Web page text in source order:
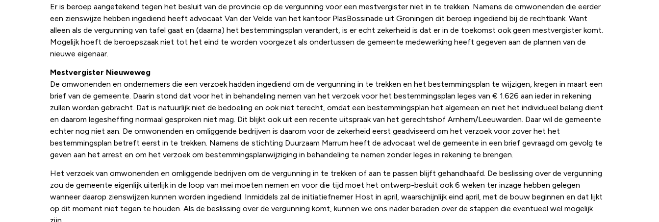
Er is beroep aangetekend tegen het besluit van de provincie op de vergunning voor een mestvergister niet in te trekken. Namens de omwonenden die eerder
een zienswijze hebben ingediend heeft advocaat Van der Velde van het kantoor PlasBossinade uit Groningen dit beroep ingediend bij de rechtbank. Want
alleen als de vergunning van tafel gaat en (daarna) het bestemmingsplan verandert, is er echt zekerheid is dat er in de toekomst ook geen mestvergister komt.
Mogelijk hoeft de beroepszaak niet tot het eind te worden voorgezet als ondertussen de gemeente medewerking heeft gegeven aan de plannen van de
nieuwe eigenaar.
Mestvergister Nieuweweg
De omwonenden en ondernemers die een verzoek hadden ingediend om de vergunning in te trekken en het bestemmingsplan te wijzigen, kregen in maart een
brief van de gemeente. Daarin stond dat voor het in behandeling nemen van het verzoek voor het bestemmingsplan leges van € 1.626 aan ieder in rekening
zullen worden gebracht. Dat is natuurlijk niet de bedoeling en ook niet terecht, omdat een bestemmingsplan het algemeen en niet het individueel belang dient
en daarom legesheffing normaal gesproken niet mag. Dit blijkt ook uit een recente uitspraak van het gerechtshof Arnhem/Leeuwarden. Daar wil de gemeente
echter nog niet aan. De omwonenden en omliggende bedrijven is daarom voor de zekerheid eerst geadviseerd om het verzoek voor zover het het
bestemmingsplan betreft eerst in te trekken. Namens de stichting Duurzaam Marrum heeft de advocaat wel de gemeente in een brief gevraagd om gevolg te
geven aan het arrest en om het verzoek om bestemmingsplanwijziging in behandeling te nemen zonder leges in rekening te brengen.
Het verzoek van omwonenden en omliggende bedrijven om de vergunning in te trekken of aan te passen blijft gehandhaafd. De beslissing over de vergunning
zou de gemeente eigenlijk uiterlijk in de loop van mei moeten nemen en voor die tijd moet het ontwerp-besluit ook 6 weken ter inzage hebben gelegen
wanneer daarop zienswijzen kunnen worden ingediend. Inmiddels zal de initiatiefnemer Host in april, waarschijnlijk eind april, met de bouw beginnen en dat lijkt
op dit moment niet tegen te houden. Als de beslissing over de vergunning komt, kunnen we ons nader beraden over de stappen die eventueel wel mogelijk